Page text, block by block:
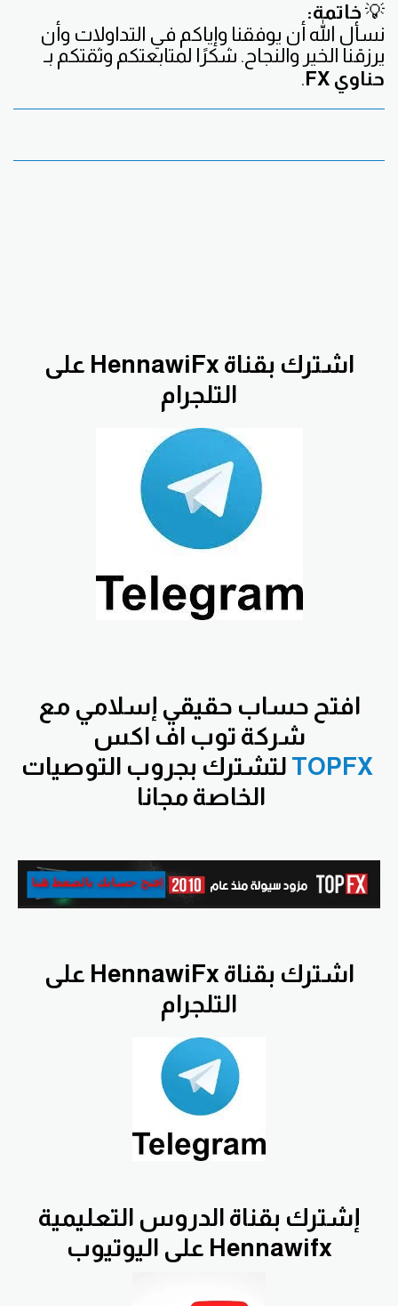
💡 خاتمة:
نسأل الله أن يوفقنا وإياكم في التداولات وأن
يرزقنا الخير والنجاح. شكرًا لمتابعتكم وثقتكم بـ
حناوي FX
.
اشترك بقناة HennawiFx على
التلجرام
افتح حساب حقيقي إسلامي مع
شركة توب اف اكس
TOPFX لتشترك بجروب التوصيات
الخاصة مجانا
اشترك بقناة HennawiFx على
التلجرام
إشترك بقناة الدروس التعليمية
Hennawifx على اليوتيوب